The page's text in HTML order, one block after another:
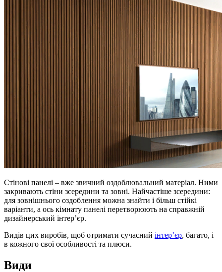
Стінові панелі – вже звичний оздоблювальний матеріал. Ними
закривають стіни зсередини та зовні. Найчастіше зсередини:
для зовнішнього оздоблення можна знайти і більш стійкі
варіанти, а ось кімнату панелі перетворюють на справжній
дизайнерський інтер’єр.
Видів цих виробів, щоб отримати сучасний інтерʼєр, багато, і
в кожного свої особливості та плюси.
Види